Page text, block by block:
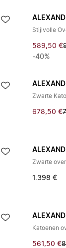
Stijlvolle
589,50 €
-40%
Zwarte
678,50 €
Zwarte
1.398 €
Katoenen
561,50 €